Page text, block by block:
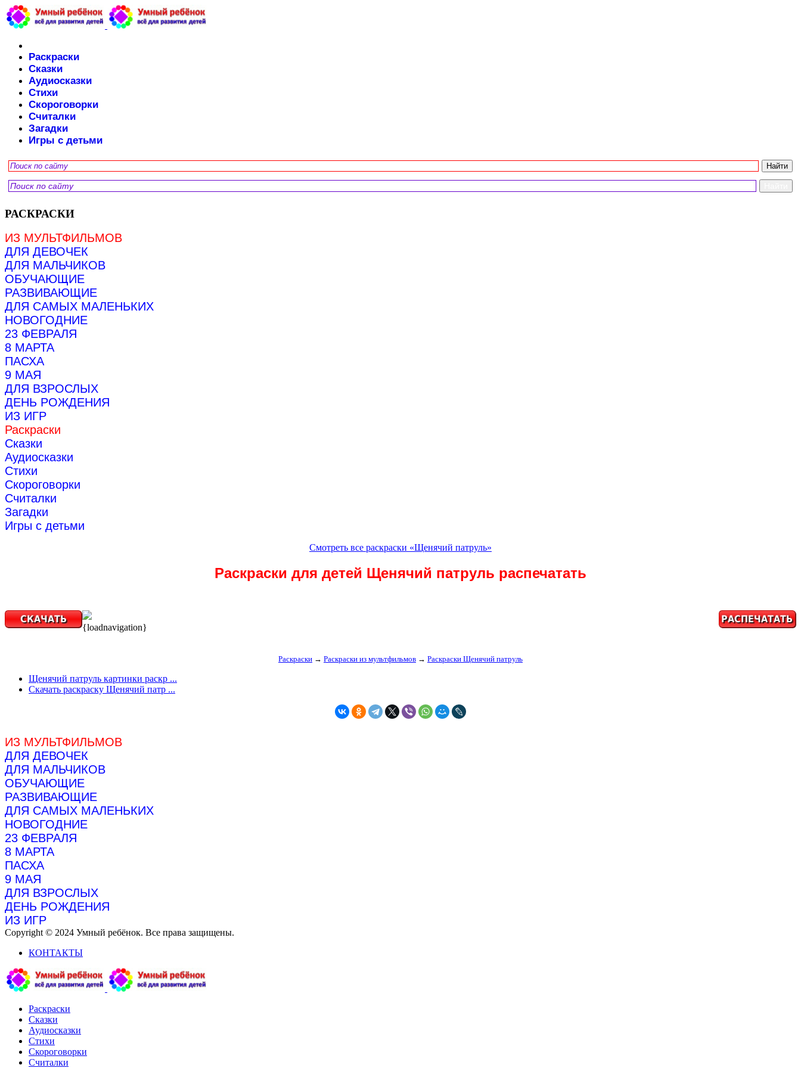
Раскраски
Сказки
Аудиосказки
Стихи
Скороговорки
Считалки
Загадки
Игры с детьми
РАСКРАСКИ
ИЗ МУЛЬТФИЛЬМОВ
ДЛЯ ДЕВОЧЕК
ДЛЯ МАЛЬЧИКОВ
ОБУЧАЮЩИЕ
РАЗВИВАЮЩИЕ
ДЛЯ САМЫХ МАЛЕНЬКИХ
НОВОГОДНИЕ
23 ФЕВРАЛЯ
8 МАРТА
ПАСХА
9 МАЯ
ДЛЯ ВЗРОСЛЫХ
ДЕНЬ РОЖДЕНИЯ
ИЗ ИГР
Раскраски
Сказки
Аудиосказки
Стихи
Скороговорки
Считалки
Загадки
Игры с детьми
Смотреть все раскраски «Щенячий патруль»
Раскраски для детей Щенячий патруль распечатать
{loadnavigation}
Раскраски → Раскраски из мультфильмов → Раскраски Щенячий патруль
Щенячий патруль картинки раскр ...
Скачать раскраску Щенячий патр ...
ИЗ МУЛЬТФИЛЬМОВ
ДЛЯ ДЕВОЧЕК
ДЛЯ МАЛЬЧИКОВ
ОБУЧАЮЩИЕ
РАЗВИВАЮЩИЕ
ДЛЯ САМЫХ МАЛЕНЬКИХ
НОВОГОДНИЕ
23 ФЕВРАЛЯ
8 МАРТА
ПАСХА
9 МАЯ
ДЛЯ ВЗРОСЛЫХ
ДЕНЬ РОЖДЕНИЯ
ИЗ ИГР
Copyright © 2024 Умный ребёнок. Все права защищены.
КОНТАКТЫ
Раскраски
Сказки
Аудиосказки
Стихи
Скороговорки
Считалки